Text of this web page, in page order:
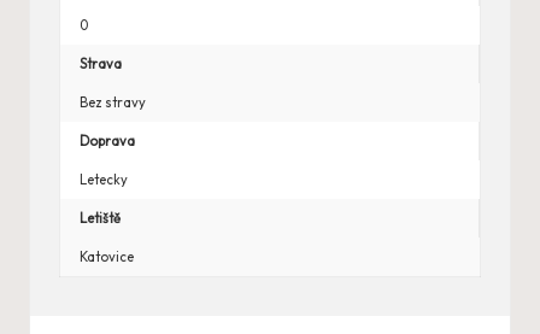
0
Strava
Bez stravy
Doprava
Letecky
Letiště
Katovice